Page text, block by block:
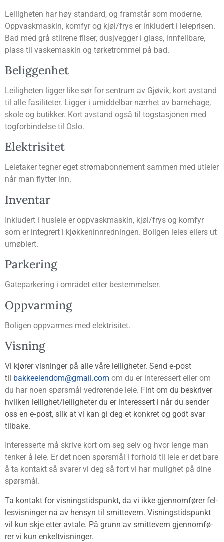
Lei­lig­he­ten har høy stan­dard, og fram­står som moder­ne.
Opp­vask­ma­skin, kom­fyr og kjøl/frys er inklu­dert i leie­pri­sen.
Bad med grå stil­re­ne fli­ser, dusj­veg­ger i glass, inn­fell­ba­re,
plass til vaske­ma­skin og tørke­trom­mel på bad.
Belig­gen­het
Lei­lig­he­ten lig­ger like sør for sen­trum av Gjø­vik, kort avstand
til alle fasi­li­te­ter. Lig­ger i umid­del­bar nær­het av barne­hage,
sko­le og butik­ker. Kort avstand også til tog­sta­sjo­nen med
tog­for­bin­del­se til Oslo.
Elek­tri­si­tet
Leie­ta­ker teg­ner eget strøm­abon­ne­ment sam­men med utlei­er
når man flyt­ter inn.
Inven­tar
Inklu­dert i hus­leie er opp­vask­ma­skin, kjøl/frys og kom­fyr
som er inte­grert i kjøk­ken­inn­red­nin­gen. Boli­gen leies ellers ut
umøblert.
Par­ke­ring
Gate­par­ke­ring i områ­det etter bestemmelser.
Opp­var­ming
Boli­gen opp­var­mes med elektrisitet.
Vis­ning
Vi kjø­rer vis­nin­ger på alle våre lei­lig­he­ter. Send e‑post
til bakkeeiendom@gmail.com om du er inter­es­sert eller om
du har noen spørs­mål ved­rø­ren­de leie. Fint om du beskri­ver
hvil­ken leilighet/leiligheter du er inter­es­sert i når du sen­der
oss en e‑post, slik at vi kan gi deg et kon­kret og godt svar
tilbake.
Inter­es­ser­te må skri­ve kort om seg selv og hvor len­ge man
ten­ker å leie. Er det noen spørs­mål i for­hold til leie er det bare
å ta kon­takt så sva­rer vi deg så fort vi har mulig­het på dine
spørsmål.
Ta kon­takt for vis­nings­tids­punkt, da vi ikke gjen­nom­fø­rer fel­
le­svis­nin­ger nå av hen­syn til smitte­vern. Vis­nings­tids­punkt
vil kun skje etter avta­le. På grunn av smitte­vern gjen­nom­fø­
rer vi kun enkeltvisninger.